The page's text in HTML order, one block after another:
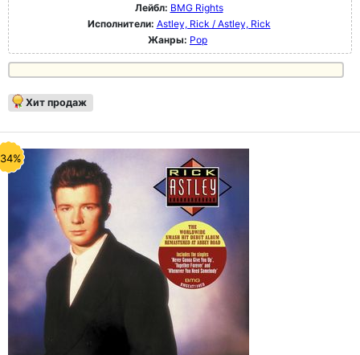
Лейбл: BMG Rights
Исполнители: Astley, Rick / Astley, Rick
Жанры: Pop
Хит продаж